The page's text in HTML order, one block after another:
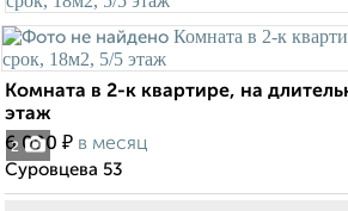
2
Комната в 2-к квартире, на
этаж
6 000 ₽ в месяц
Суровцева 53